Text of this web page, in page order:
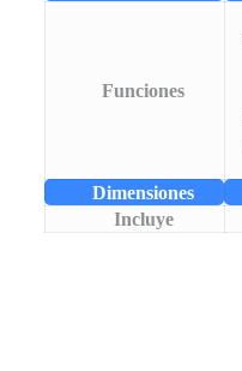
Funciones
Dimensiones
Incluye